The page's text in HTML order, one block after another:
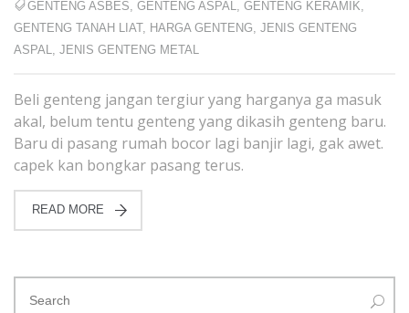
GENTENG ASBES GENTENG ASPAL GENTENG KERAMIK
GENTENG TANAH LIAT, HARGA GENTENG JENIS GENTENG
ASPAL
JENIS GENTENG METAL
Beli genteng jangan tergiur yang harganya ga masuk
akal, belum tentu genteng yang dikasih genteng baru.
Baru di pasang rumah bocor lagi banjir lagi, gak awet.
capek kan bongkar pasang terus.
READ MORE